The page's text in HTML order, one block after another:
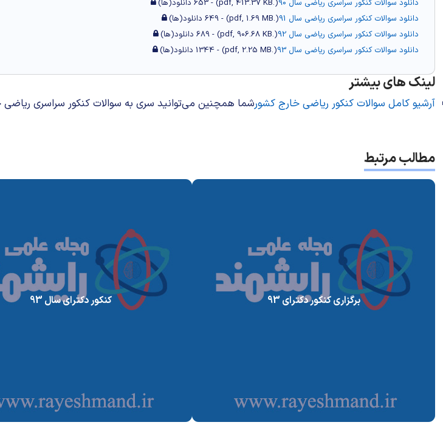
دانلود سوالات کنکور سراسری ریاضی سال 90
(
.pdf,
413.37 KB
) - 653 دانلود(ها)
دانلود سوالات کنکور سراسری ریاضی سال 91
(
.pdf,
1.69 MB
) - 649 دانلود(ها)
دانلود سوالات کنکور سراسری ریاضی سال 92
(
.pdf,
906.68 KB
) - 689 دانلود(ها)
دانلود سوالات کنکور سراسری ریاضی سال 93
(
.pdf,
2.25 MB ) - 1344 دانلود(ها)
لینک های بیشتر
آرشیو کامل سوالات کنکور ریاضی خارج کشورشما همچنین می‌توانید سری به سوالات کنکور سراسری ریاضی
مطالب مرتبط
برگزاری کنکور دکترای 93 کنکور دکترای سال 93